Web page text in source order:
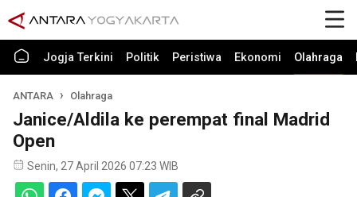
Jogja Terkini Politik Peristiwa Ekonomi Olahraga
ANTARA Olahraga
Janice/Aldila ke perempat final Madrid
Open
Senin, 27 April 2026 07:23 WIB